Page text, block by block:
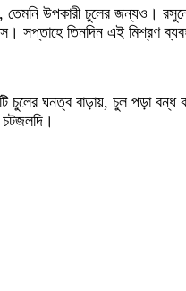
উপকারী চুলের জন্যও। রসুনে
সপ্তাহে তিনদিন এই মিশ্রণ
চুলের ঘনত্ব বাড়ায়, চুল পড়া